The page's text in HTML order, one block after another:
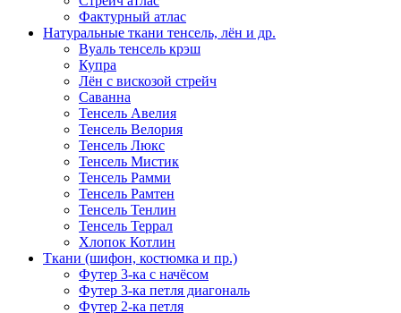
Фактурный атлас
Натуральные ткани тенсель, лён и др.
Вуаль тенсель крэш
Купра
Лён с вискозой стрейч
Саванна
Тенсель Авелия
Тенсель Велория
Тенсель Люкс
Тенсель Мистик
Тенсель Рамми
Тенсель Рамтен
Тенсель Тенлин
Тенсель Террал
Хлопок Котлин
Ткани (шифон, костюмка и пр.)
Футер 3-ка с начёсом
Футер 3-ка петля диагональ
Футер 2-ка петля